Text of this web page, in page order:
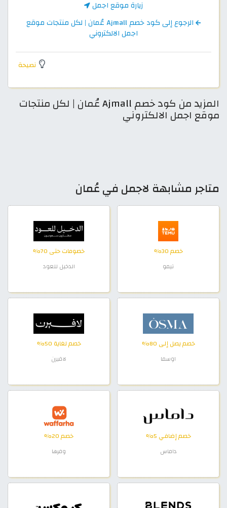
زيارة موقع اجمل
الرجوع إلى كود خصم Ajmall عُمان | لكل منتجات موقع
اجمل الالكتروني
نصيحة
المزيد من كود خصم Ajmall عُمان | لكل منتجات
موقع اجمل الالكتروني
متاجر مشابهة لاجمل في عُمان
خصم 30%
تيمو
خصومات حتى 70%
الدخيل للعود
خصم يصل إلى 80%
اوسما
خصم لغاية 50%
لافيرن
خصم إضافي 5%
داماس
خصم 20%
وفرها